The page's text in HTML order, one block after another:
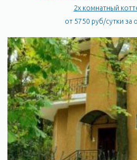
2х комнатный
от 5750 руб/сутки за